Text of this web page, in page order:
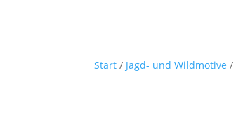
Start / Jagd- und Wildmotive /